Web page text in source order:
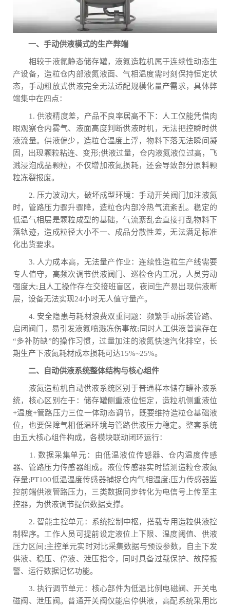
一、手动供液模式的生产弊端
相较于液氮静态储存罐，液氮造粒机属于连续性动态生
产设备，造粒仓内部液氮液面、气相温度需时刻保持恒定状
态，手动粗放式供液完全无法适配规模化量产需求，具体弊
端集中在四点：
1. 供液精度差，产品不良率居高不下：人工仅能凭借肉
眼观察仓内雾气、液面高度判断供液时机，无法把控瞬时供
液流量。供液偏少，造粒仓温度上浮，物料下落无法瞬间凝
固，出现颗粒粘连、变形;供液过量，仓内液氮液位过高，飞
溅浸泡成品颗粒，不仅增加液氮损耗，还会导致部分原料颗
粒冻裂报废。
2. 压力波动大，破坏成型环境：手动开关阀门加注液氮
时，管路压力骤升骤降，造粒仓内部冷热气流紊乱。稳定的
低温气相层是颗粒成型的基础，气流紊乱会直接打乱物料下
落轨迹，造成粒径大小不一、成品分散性差，无法满足标准
化出货要求。
3. 人力成本高，无法量产作业：连续性造粒生产线需要
专人值守，高频次调节供液阀门、巡检仓内工况，人员劳动
强度大;且人工操作存在交接班盲区，夜间生产易出现供液断
层，设备无法实现24小时无人值守量产。
4. 安全隐患与耗材浪费双重问题：频繁手动拆装管路、
启闭阀门，易引发液氮喷溅冻伤事故;同时人工供液普遍存在
“多补防缺”的操作习惯，过量加注的液氮快速汽化排空，长
期生产下液氮耗材成本损耗可达15%~25%。
二、自动供液系统整体结构与核心组件
液氮造粒机自动供液系统区别于普通样本储存罐补液系
统，核心区别在于：储存罐侧重液位恒定，造粒机侧重液位
+温度+管路压力三位一体动态调节，既要维持造粒仓基础液
位，也要保障气相低温环境与管路供液压力稳定。整套系统
由五大核心组件构成，各模块联动闭环运行：
1. 数据采集单元：由低温液位传感器、仓内温度传感
器、管路压力传感器组成。液位传感器实时监测造粒仓液氮
存量;PT100低温温度传感器捕捉仓内气相温度;压力传感器监
控前端供液管路压力，三类数据同步转化为电信号上传至主
控器，为供液调节提供数据支撑。
2. 智能主控单元：系统控制中枢，搭载专用造粒供液控
制程序。工作人员可提前设定液位上下限、温度阈值、供液
压力区间;主控单元实时对比采集数据与预设参数，自主下发
供液、稳压、停液、泄压指令，同时具备过载保护、故障报
警、运行数据记忆功能。
3. 执行调节单元：核心部件为低温比例电磁阀、开关电
磁阀、泄压阀。普通开关阀仅能启停供液，高配系统采用比